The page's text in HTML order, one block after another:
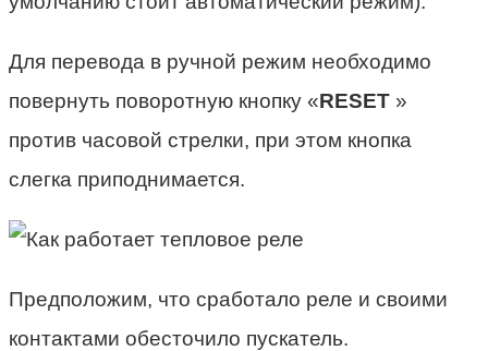
Для перевода в ручной режим необходимо
повернуть поворотную кнопку «RESET »
против часовой стрелки, при этом кнопка
слегка приподнимается.
Предположим, что сработало реле и своими
контактами обесточило пускатель.